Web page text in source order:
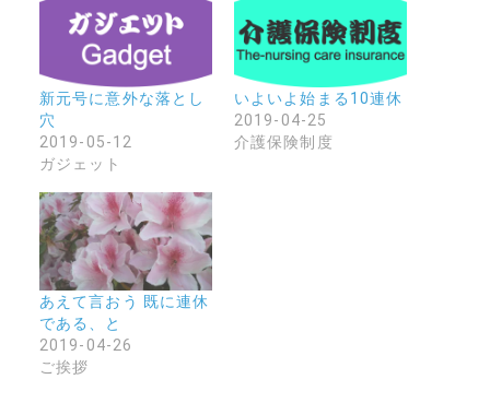
新元号に意外な落とし
穴
2019-05-12
ガジェット
いよいよ始まる10連休
2019-04-25
介護保険制度
あえて言おう 既に連休
である、と
2019-04-26
ご挨拶